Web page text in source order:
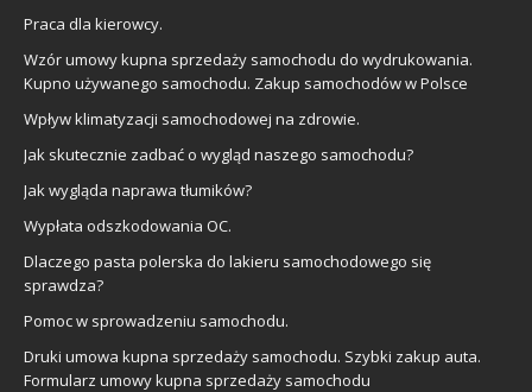
Praca dla kierowcy.
Wzór umowy kupna sprzedaży samochodu do wydrukowania.
Kupno używanego samochodu. Zakup samochodów w Polsce
Wpływ klimatyzacji samochodowej na zdrowie.
Jak skutecznie zadbać o wygląd naszego samochodu?
Jak wygląda naprawa tłumików?
Wypłata odszkodowania OC.
Dlaczego pasta polerska do lakieru samochodowego się
sprawdza?
Pomoc w sprowadzeniu samochodu.
Druki umowa kupna sprzedaży samochodu. Szybki zakup auta.
Formularz umowy kupna sprzedaży samochodu